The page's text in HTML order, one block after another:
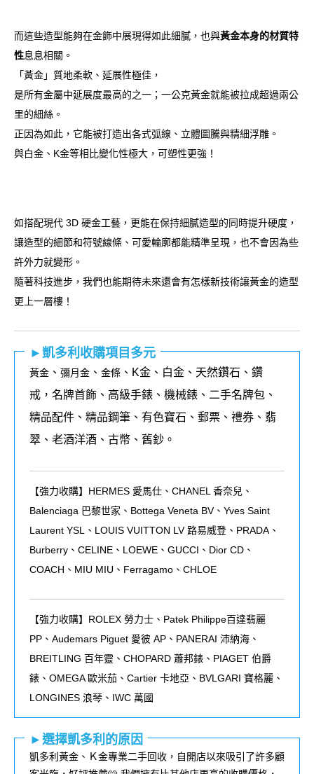
而這些造型能夠在金飾中展現得如此細膩，也與黃金本身的材質特
性息息相關。
「黃金」質地柔軟、延展性極佳，
是所有金屬中延展度最高的之一；一公克黃金就能被拉成超過兩公
里的細絲。
正因為如此，它能被打造出各式弧線、立體圖騰與精細浮雕。
與白金、K金等相比變化性極大，可塑性更強！
如搭配現代 3D 硬金工藝，更能在保持細膩造型的同時提升硬度，
讓造型的細節和符號線條、可愛輪廓都能精準呈現，也不會因為些
許外力就變形。
隨著科技進步，我們也能期待未來還會有怎樣新技術讓黃金的造型
更上一層樓！
►凱多利收購項目多元
黃金 、 彌月金 、 金條 、K金、白金、天然鑽石、鑽
戒，名牌首飾、高級手錶、機械錶、二手名牌包、
精品配件、精品鋼筆、有色寶石、郵票、禮券、翡
翠、老酒洋酒、古幣、舊鈔。
【強力收購】HERMES 愛馬仕、CHANEL 香奈兒、
Balenciaga 巴黎世家、Bottega Veneta BV、Yves Saint
Laurent YSL、LOUIS VUITTON LV 路易威登、PRADA、
Burberry、CELINE、LOEWE、GUCCI、Dior CD、
COACH、MIU MIU、Ferragamo、CHLOE
【強力收購】ROLEX 勞力士、 Patek Philippe百達翡麗
PP 、 Audemars Piguet 愛彼 AP 、 PANERAI 沛納海、
BREITLING 百年靈、 CHOPARD 蕭邦錶、 PIAGET 伯爵
錶、 OMEGA歐米茄、 Cartier 卡地亞、 BVLGARI 寶格麗、
LONGINES 浪琴、 IWC 萬國
►選擇凱多利的原因
凱多利黃金、Ｋ金專業二手回收，自開店以來吸引了許多顧